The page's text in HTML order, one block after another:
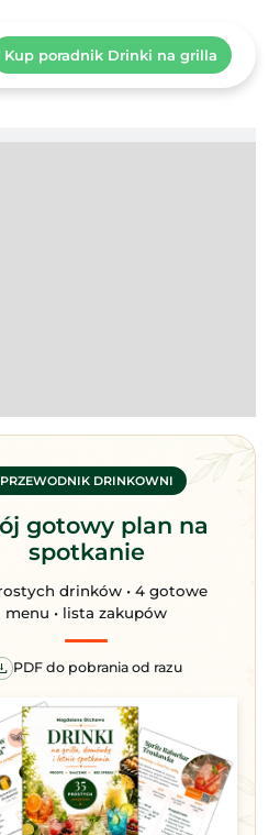
Kup poradnik Drinki na grilla
PRZEWODNIK DRINKOWNI
gotowy plan na
spotkanie
drinków • 4 gotowe
menu • lista zakupów
PDF do pobrania od razu